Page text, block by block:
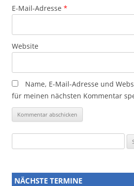
E-Mail-Adresse *
Website
Name, E-Mail-Adresse und
für meinen nächsten Kommentar
nach:
NÄCHSTE TERMINE